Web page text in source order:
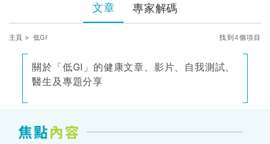
文章 專家解碼
主頁 > 低GI 找到4個項目
關於「低GI」的健康文章、影片、自我測試、
醫生及專題分享